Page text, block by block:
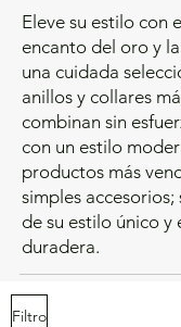
Eleve su estilo con
encanto del oro y
una cuidada
anillos y collares
combinan sin
con un estilo
productos más
simples accesorios;
de su estilo único y
duradera.
Filtro